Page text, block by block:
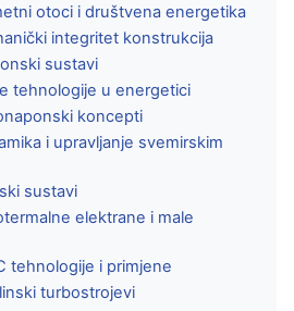
otoci i društvena energetika
integritet konstrukcija
sustavi
tehnologije u energetici
koncepti
i upravljanje svemirskim
sustavi
elektrane i male
tehnologije i primjene
turbostrojevi